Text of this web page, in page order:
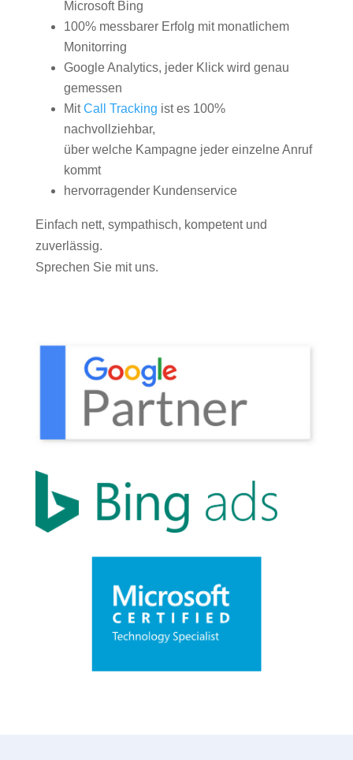
Microsoft Bing
100% messbarer Erfolg mit monatlichem
Monitorring
Google Analytics, jeder Klick wird genau
gemessen
MitCall Tracking ist es 100%
nachvollziehbar,
über welche Kampagne jeder einzelne Anruf
kommt
hervorragender Kundenservice
Einfach nett, sympathisch, kompetent und
zuverlässig.
Sprechen Sie mit uns.